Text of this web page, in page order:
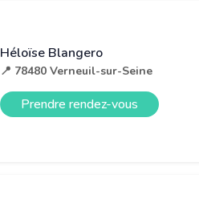
Héloïse Blangero
📍 78480 Verneuil-sur-Seine
Prendre rendez-vous